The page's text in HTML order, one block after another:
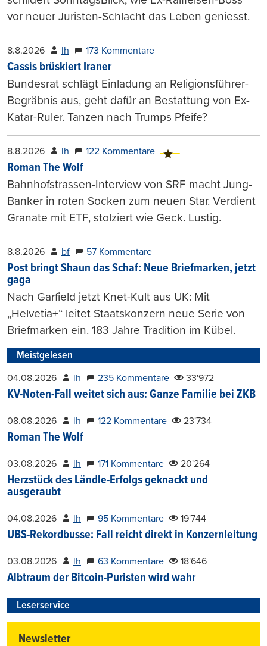
vor neuer Juristen-Schlacht das Leben geniesst.
8.8.2026 lh 173 Kommentare
Cassis brüskiert Iraner
Bundesrat schlägt Einladung an Religionsführer-
Begräbnis aus, geht dafür an Bestattung von Ex-
Katar-Ruler. Tanzen nach Trumps Pfeife?
8.8.2026 lh 122 Kommentare
Roman The Wolf
Bahnhofstrassen-Interview von SRF macht Jung-
Banker in roten Socken zum neuen Star. Verdient
Granate mit ETF, stolziert wie Geck. Lustig.
8.8.2026 bf 57 Kommentare
Post bringt Shaun das Schaf: Neue Briefmarken, jetzt
gaga
Nach Garfield jetzt Knet-Kult aus UK: Mit
„Helvetia+“ leitet Staatskonzern neue Serie von
Briefmarken ein. 183 Jahre Tradition im Kübel.
Meistgelesen
04.08.2026 lh 235 Kommentare 33'972
KV-Noten-Fall weitet sich aus: Ganze Familie bei ZKB
08.08.2026 lh 122 Kommentare 23'734
Roman The Wolf
03.08.2026 lh 171 Kommentare 20'264
Herzstück des Ländle-Erfolgs geknackt und
ausgeraubt
04.08.2026 lh 95 Kommentare 19'744
UBS-Rekordbusse: Fall reicht direkt in Konzernleitung
03.08.2026 lh 63 Kommentare 18'646
Albtraum der Bitcoin-Puristen wird wahr
Leserservice
Newsletter